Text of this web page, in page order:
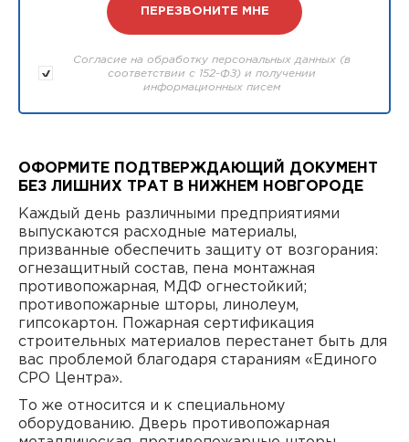
Согласие на обработку персональных данных (в
соответствии с 152-ФЗ) и получении
информационных писем
ОФОРМИТЕ ПОДТВЕРЖДАЮЩИЙ ДОКУМЕНТ
БЕЗ ЛИШНИХ ТРАТ В НИЖНЕМ НОВГОРОДЕ
Каждый день различными предприятиями
выпускаются расходные материалы,
призванные обеспечить защиту от возгорания:
огнезащитный состав, пена монтажная
противопожарная, МДФ огнестойкий;
противопожарные шторы, линолеум,
гипсокартон. Пожарная сертификация
строительных материалов перестанет быть для
вас проблемой благодаря стараниям «Единого
СРО Центра».
То же относится и к специальному
оборудованию. Дверь противопожарная